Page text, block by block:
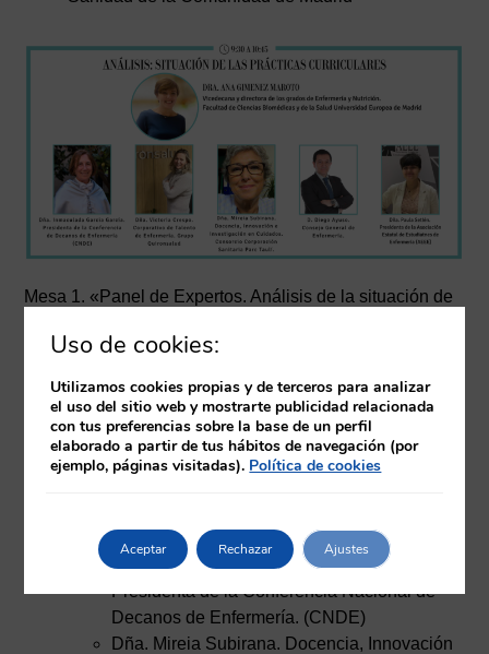
Mesa 1. «Panel de Expertos. Análisis de la situación de
Moderador:
Dra. Ana Gimenez Maroto. Vicedecana y
directora de los grados de Enfermería y
Nutrición. Facultad de Ciencias Biomédicas y
Dña. Inmaculada Garcia García. Profesora
Titular de la Universidad de Granada y
Presidenta de la Conferencia Nacional de
Decanos de Enfermería. (CNDE)
Dña. Mireia Subirana. Docencia, Innovación
Uso de cookies:
Utilizamos cookies propias y de terceros para analizar
el uso del sitio web y mostrarte publicidad relacionada
con tus preferencias sobre la base de un perfil
elaborado a partir de tus hábitos de navegación (por
ejemplo, páginas visitadas). Política de cookies
Aceptar Rechazar Ajustes